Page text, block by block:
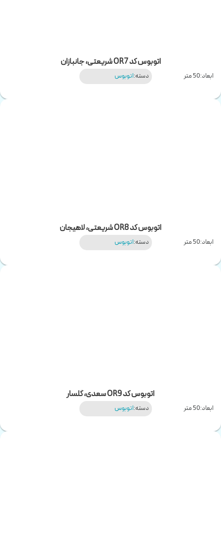
اتوبوس کد OR7 شریعتی، جانبازان
ابعاد:50 متر دسته:اتوبوس
اتوبوس کد OR8 شریعتی، لاهیجان
ابعاد:50 متر دسته:اتوبوس
اتوبوس کد OR9 سعدی، گلسار
ابعاد:50 متر دسته:اتوبوس